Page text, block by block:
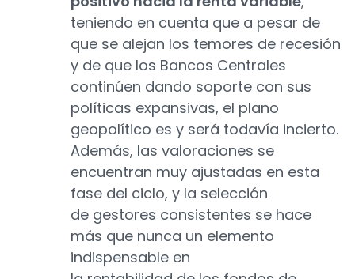
teniendo en cuenta que a pesar de
que se alejan los temores de recesión
y de que los Bancos Centrales
continúen dando soporte con sus
políticas expansivas, el plano
geopolítico es y será todavía incierto.
Además, las valoraciones se
encuentran muy ajustadas en esta
fase del ciclo, y la selección
de gestores consistentes se hace
más que nunca un elemento
indispensable en